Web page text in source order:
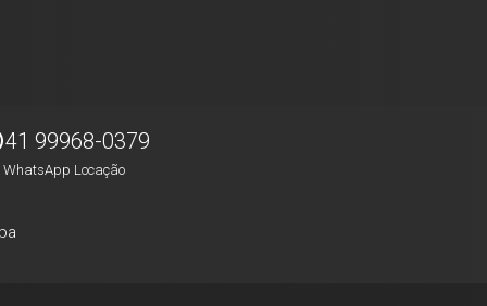
41 99968-0379
WhatsApp Locação